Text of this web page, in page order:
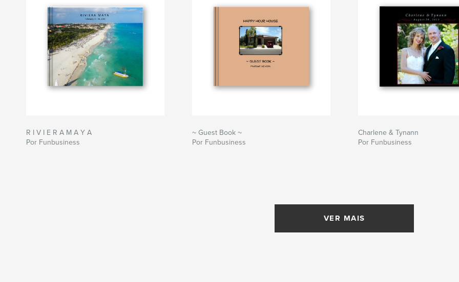
R I V I E R A M A Y A
Por Funbusiness
~ Guest Book ~
Por Funbusiness
Charlene & Tynann
Por Funbusiness
VER MAIS